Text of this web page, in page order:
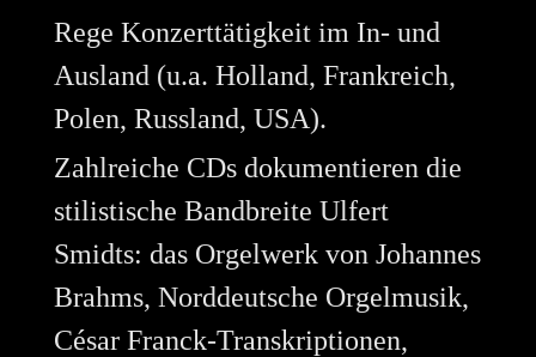
Rege Konzerttätigkeit im In- und
Ausland (u.a. Holland, Frankreich,
Polen, Russland, USA).
Zahlreiche CDs dokumentieren die
stilistische Bandbreite Ulfert
Smidts: das Orgelwerk von Johannes
Brahms, Norddeutsche Orgelmusik,
César Franck-Transkriptionen,